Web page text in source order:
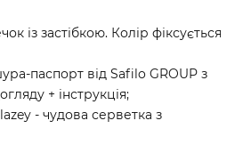
із застібкою. Колір фіксується
паспорт від Safilo GROUP з
+ інструкція;
- чудова серветка з